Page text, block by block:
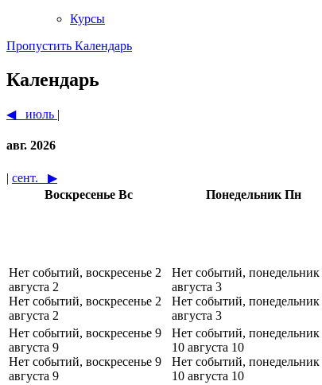
Курсы
Пропустить Календарь
Календарь
◀︎ июль |
авг. 2026
| сент.
▶︎
Воскресенье Вс Понедельник Пн
Нет событий, воскресенье 2
августа 2
Нет событий, воскресенье 2
августа 2
Нет событий, понедельник
августа 3
Нет событий, понедельник
августа 3
Нет событий, воскресенье 9
августа 9
Нет событий, воскресенье 9
августа 9
Нет событий, понедельник
10 августа 10
Нет событий, понедельник
10 августа 10